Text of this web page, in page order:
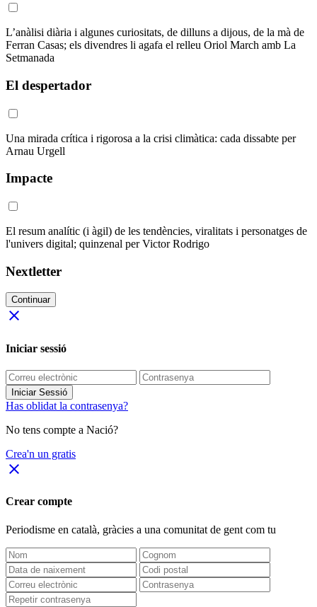
L’anàlisi diària i algunes curiositats, de dilluns a dijous, de la mà de
Ferran Casas; els divendres li agafa el relleu Oriol March amb La
Setmanada
El despertador
Una mirada crítica i rigorosa a la crisi climàtica: cada dissabte per
Arnau Urgell
Impacte
El resum analític (i àgil) de les tendències, viralitats i personatges de
l'univers digital; quinzenal per Victor Rodrigo
Nextletter
Continuar
close
Iniciar sessió
Iniciar Sessió
Has oblidat la contrasenya?
No tens compte a Nació?
Crea'n un gratis
close
Crear compte
Periodisme en català, gràcies a una comunitat de gent com tu